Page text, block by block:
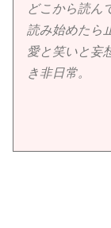
どこから読ん
読み始めたら
愛と笑いと妄
き非日常。